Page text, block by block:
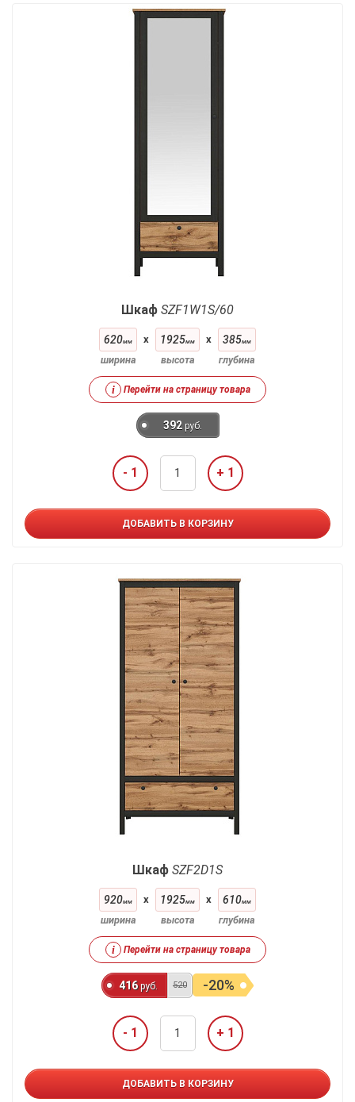
Шкаф SZF1W1S/60
620мм
ширина
x 1925мм
высота
x 385мм
глубина
i Перейти на страницу товара
392 руб.
- 1 + 1
ДОБАВИТЬ В КОРЗИНУ
Шкаф SZF2D1S
920мм
ширина
x 1925мм
высота
x 610мм
глубина
i Перейти на страницу товара
416 руб. 520 -20%
- 1 + 1
ДОБАВИТЬ В КОРЗИНУ